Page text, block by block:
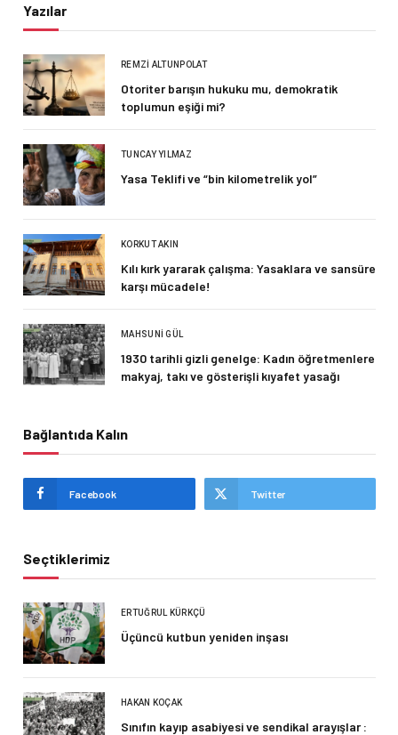
Yazılar
REMZI ALTUNPOLAT
Otoriter barışın hukuku mu, demokratik
toplumun eşiği mi?
TUNCAY YILMAZ
Yasa Teklifi ve “bin kilometrelik yol”
KORKUT AKIN
Kılı kırk yararak çalışma: Yasaklara ve sansüre
karşı mücadele!
MAHSUNI GÜL
1930 tarihli gizli genelge: Kadın öğretmenlere
makyaj, takı ve gösterişli kıyafet yasağı
Bağlantıda Kalın
Facebook Twitter
Seçtiklerimiz
ERTUĞRUL KÜRKÇÜ
Üçüncü kutbun yeniden inşası
HAKAN KOÇAK
Sınıfın kayıp asabiyesi ve sendikal arayışlar :